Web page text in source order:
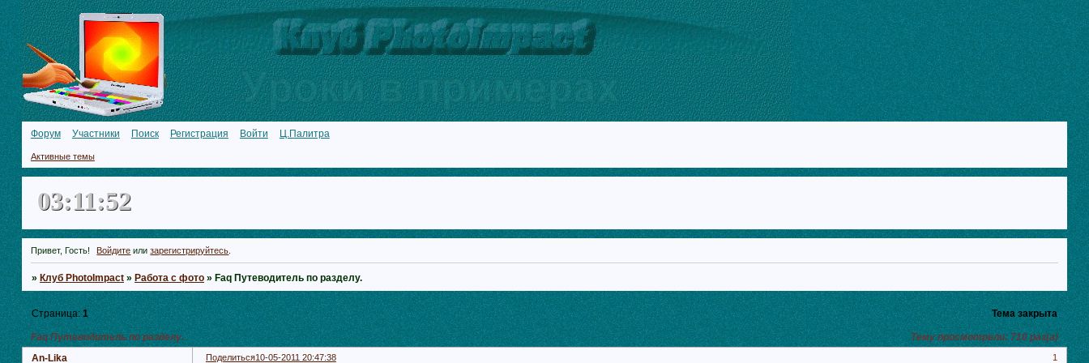
Форум Участники Поиск Регистрация Войти Ц.Палитра
Активные темы
03:11:53
Привет, Гость! Войдите илизарегистрируйтесь
» Клуб PhotoImpact » Работа с фото » Faq Путеводитель по разделу.
Faq Путеводитель по разделу. Тему просмотрели: 710раз(а)
Страница: 1 Тема закрыта
Поделиться 1
10-05-2011 20:47:38
An-Lika